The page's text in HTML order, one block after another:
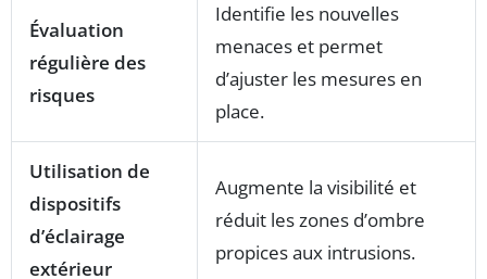
Évaluation
régulière des
risques
Identifie les nouvelles
menaces et permet
d’ajuster les mesures en
place.
Utilisation de
dispositifs
d’éclairage
extérieur
Augmente la visibilité et
réduit les zones d’ombre
propices aux intrusions.